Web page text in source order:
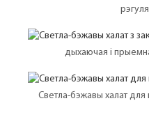
дыхаючая і
Светла-бэжавы халат для